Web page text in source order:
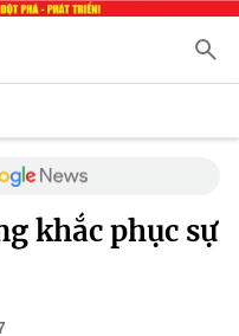
khắc phục sự